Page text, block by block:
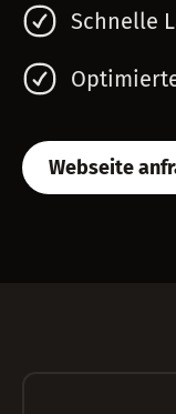
Schnelle
Webseite